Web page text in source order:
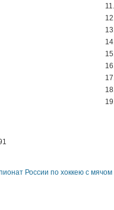
России по хоккею с